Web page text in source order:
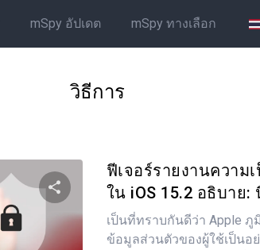
mSpy อัปเดต mSpy ทางเลือก
วิธีการ
แบ่งปันบทความนี้
ฟีเจอร์รายงานความ
ใน iOS 15.2 อธิบาย:
เป็นที่ทราบกันดีว่า Apple ภู
ข้อมูลส่วนตัวของผู้ใช้เป็นอ